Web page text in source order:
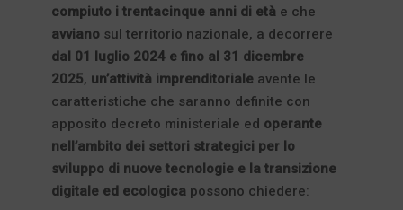
compiuto i trentacinque anni di etàe che
avvianosul territorio nazionale, a decorrere
dal 01 luglio 2024 e fino al 31 dicembre
2025, un’attività imprenditoriale avente le
caratteristiche che saranno definite con
apposito decreto ministeriale ed operante
nell’ambito dei settori strategici per lo
sviluppo di nuove tecnologie e la transizione
digitale ed ecologicapossono chiedere: